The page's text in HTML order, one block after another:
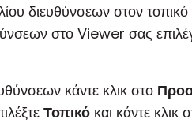
διευθύνσεων στον
στο Viewer σας
κάντε κλικ στο
Τοπικό και κάντε κλικ